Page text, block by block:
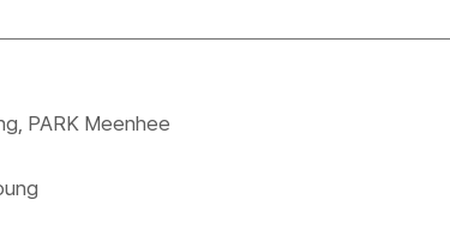
PARK Meenhee